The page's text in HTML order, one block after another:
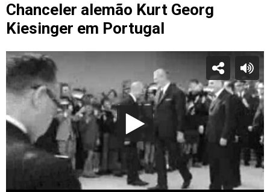
Chanceler alemão Kurt Georg
Kiesinger em Portugal